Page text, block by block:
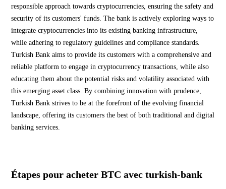
responsible approach towards cryptocurrencies, ensuring the safety and
security of its customers' funds. The bank is actively exploring ways to
integrate cryptocurrencies into its existing banking infrastructure,
while adhering to regulatory guidelines and compliance standards.
Turkish Bank aims to provide its customers with a comprehensive and
reliable platform to engage in cryptocurrency transactions, while also
educating them about the potential risks and volatility associated with
this emerging asset class. By combining innovation with prudence,
Turkish Bank strives to be at the forefront of the evolving financial
landscape, offering its customers the best of both traditional and digital
banking services.
Étapes pour acheter BTC avec turkish-bank